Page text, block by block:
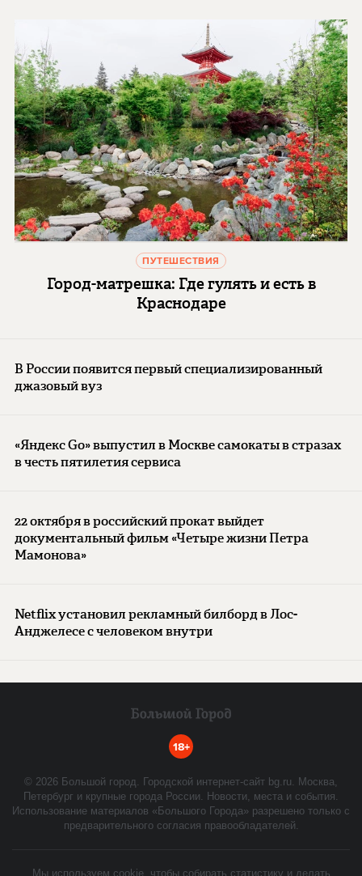
ПУТЕШЕСТВИЯ
Город-матрешка: Где гулять и есть в
Краснодаре
В России появится первый специализированный
джазовый вуз
«Яндекс Go» выпустил в Москве самокаты в стразах
в честь пятилетия сервиса
22 октября в российский прокат выйдет
документальный фильм «Четыре жизни Петра
Мамонова»
Netflix установил рекламный билборд в Лос-
Анджелесе с человеком внутри
18+
© 2026 Большой город. Городской интернет-сайт bg.ru. Москва,
Петербург и крупные города России. Новости, места и события.
Использование материалов «Большого Города» разрешено только с
предварительного согласия правообладателей.
Мы используем cookie, чтобы собирать статистику и делать